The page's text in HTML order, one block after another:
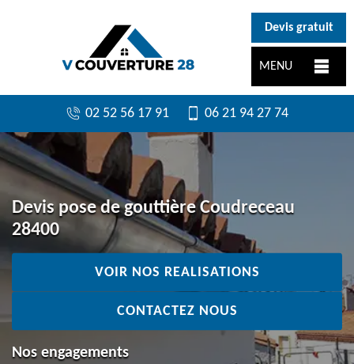
Devis gratuit
MENU
02 52 56 17 91 06 21 94 27 74
Devis pose de gouttière Coudreceau
28400
VOIR NOS REALISATIONS
CONTACTEZ NOUS
Nos engagements